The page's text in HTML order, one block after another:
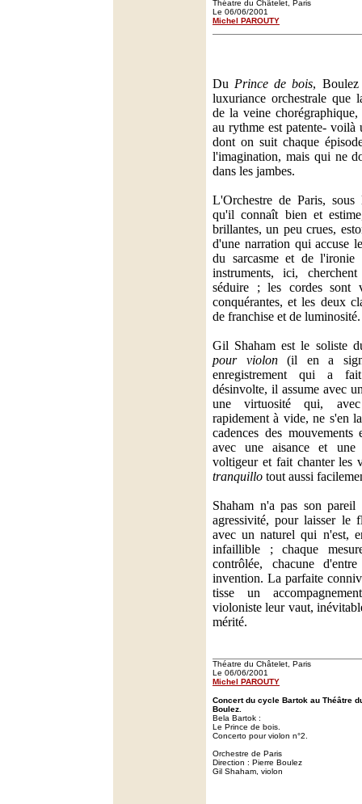
Théatre du Châtelet, Paris
Le 06/06/2001
Michel PAROUTY
Du Prince de bois, Boulez
luxuriance orchestrale que
de la veine
au rythme est patente- voilà
dont on suit chaque
l'imagination, mais qui ne
dans les jambes.
L'Orchestre de Paris,
qu'il connaît bien et
brillantes, un peu crues,
d'une narration qui accuse
du sarcasme et de
instruments, ici,
séduire ; les cordes sont
conquérantes, et les deux
de franchise et de luminosité.
Gil Shaham est le soliste
pour violon(il en a
enregistrement qui a
désinvolte, il assume avec
une virtuosité qui, avec
rapidement à vide, ne s'en
cadences des
avec une aisance et une
voltigeur et fait chanter les
tranquillo tout aussi
Shaham n'a pas son
agressivité, pour laisser le
avec un naturel qui n'est,
infaillible ; chaque
contrôlée, chacune
invention. La parfaite
tisse un
violoniste leur vaut,
mérité.
Théatre du Châtelet, Paris
Le 06/06/2001
Michel PAROUTY
Concert du cycle Bartok au Théâtre
Boulez.
Bela Bartok :
Le Prince de bois.
Concerto pour violon n°2.
Orchestre de Paris
Direction : Pierre Boulez
Gil Shaham, violon